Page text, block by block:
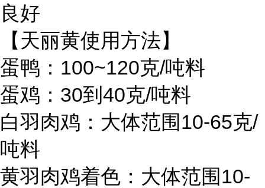
良好
【天丽黄使用方法】
蛋鸭：100~120克/吨料
蛋鸡：30到40克/吨料
白羽肉鸡：大体范围10-65克/
吨料
黄羽肉鸡着色：大体范围10-